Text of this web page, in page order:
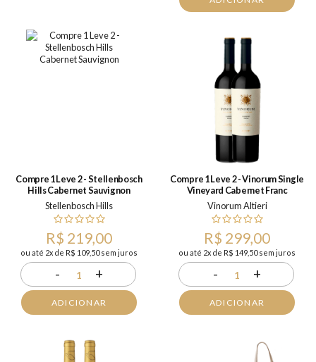
Compre 1 Leve 2 - Stellenbosch
Hills Cabernet Sauvignon
Stellenbosch Hills
R$ 219,00
ou até 2x de R$ 109,50 sem juros
- 1 +
ADICIONAR
Compre 1 Leve 2 - Vinorum Single
Vineyard Cabernet Franc
Vinorum Altieri
R$ 299,00
ou até 2x de R$ 149,50 sem juros
- 1 +
ADICIONAR